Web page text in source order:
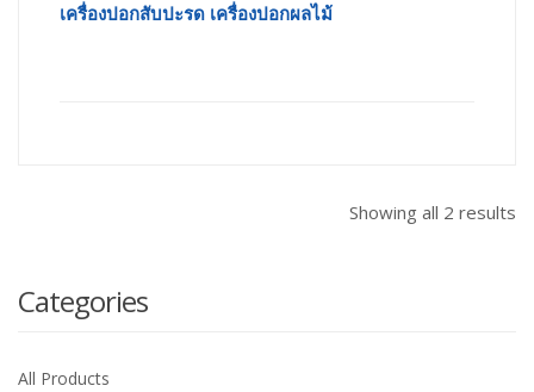
เครื่องปอกสับปะรด เครื่องปอกผลไม้
Showing all 2 results
Categories
All Products